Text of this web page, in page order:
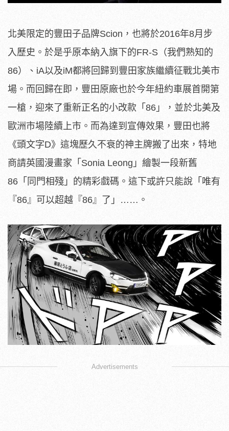
北美限定的豐田子品牌Scion，也將於2016年8月步
入歷史。於是乎原本納入旗下的FR-S（我們熟知的
86）、iA以及iM都將回歸到豐田家族繼續征戰北美市
場。而回歸在即，豐田原廠也於今年紐約車展首開第
一槍，迎來了重新正名的小改款「86」，並於北美及
歐洲市場陸續上市。而為達到宣傳效果，豐田也將
《頭文字D》這塊歷久不衰的神主牌搬了出來，特地
商請英國漫畫家「Sonia Leong」繪製一段新舊
86「同門相殘」的精彩戲碼。這下或許只能說「唯有
『86』可以超越『86』了」……。
Advertisements